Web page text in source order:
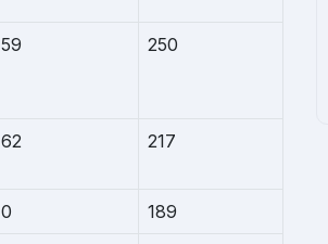
59 250
62 217
0 189